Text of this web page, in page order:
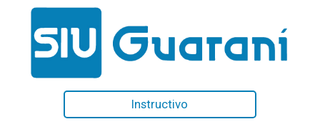
ingenieria@fio.unicen.edu.ar
Guaraní
Webmail
Teléfonos
Guía de trámites
Instructivo